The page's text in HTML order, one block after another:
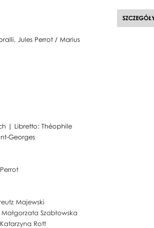
Jules Perrot / Marius
| Libretto: Théophile
Georges
Majewski
Małgorzata Szabłowska
Katarzyna Rott